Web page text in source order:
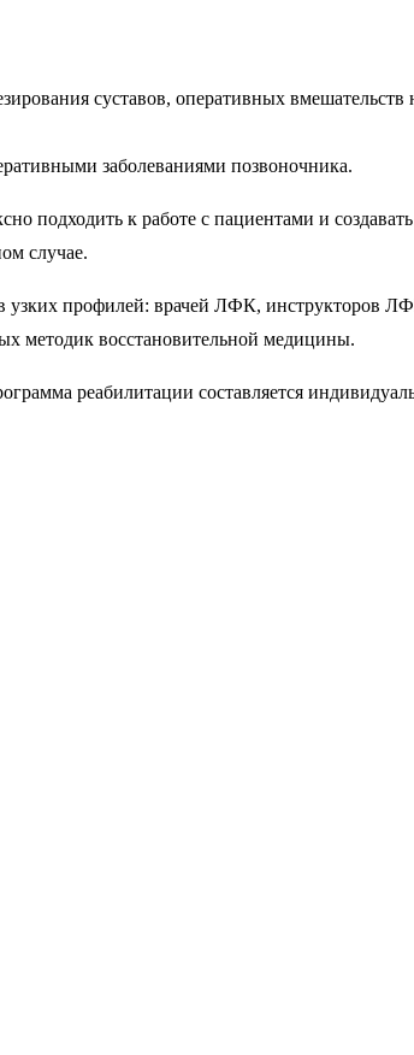
суставов, оперативных вмешательств
заболеваниями позвоночника.
подходить к работе с пациентами и
случае.
узких профилей: врачей ЛФК, инструкторов
методик восстановительной медицины.
реабилитации составляется